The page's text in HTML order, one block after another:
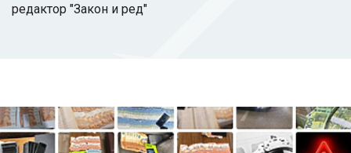
редактор "Закон и ред"